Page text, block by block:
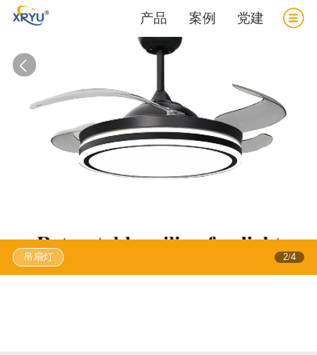
产品 案例 党建
吊扇灯 2/4